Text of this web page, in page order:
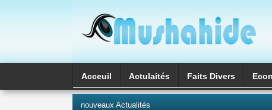
Acceuil Actulaités Faits Divers
nouveaux Actualités